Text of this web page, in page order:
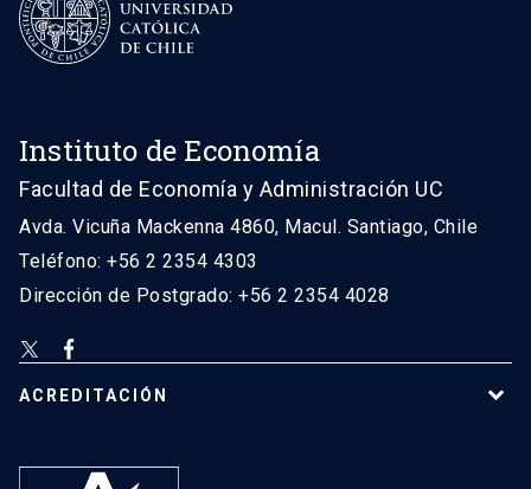
Instituto de Economía
Facultad de Economía y Administración UC
Avda. Vicuña Mackenna 4860, Macul. Santiago, Chile
Teléfono: +56 2 2354 4303
Dirección de Postgrado: +56 2 2354 4028
ACREDITACIÓN